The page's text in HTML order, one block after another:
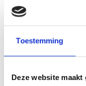
Toestemming
Deze website